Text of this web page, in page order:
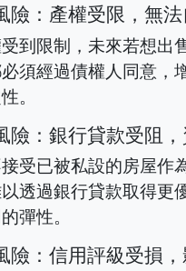
險：產權受限，無
到限制，未來若想出
須經過債權人同意，
。
險：銀行貸款受阻
受已被私設的房屋作
透過銀行貸款取得更
彈性。
險：信用評級受損